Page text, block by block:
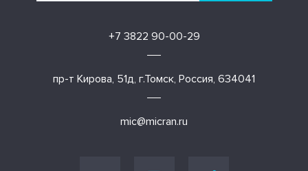
+7 3822 90-00-29
mic@micran.ru
пр-т Кирова, 51д, г.Томск, Россия, 634041